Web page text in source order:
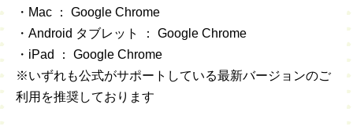
・Mac ： Google Chrome
・Android タブレット ： Google Chrome
・iPad ： Google Chrome
※いずれも公式がサポートしている最新バージョンのご
利用を推奨しております